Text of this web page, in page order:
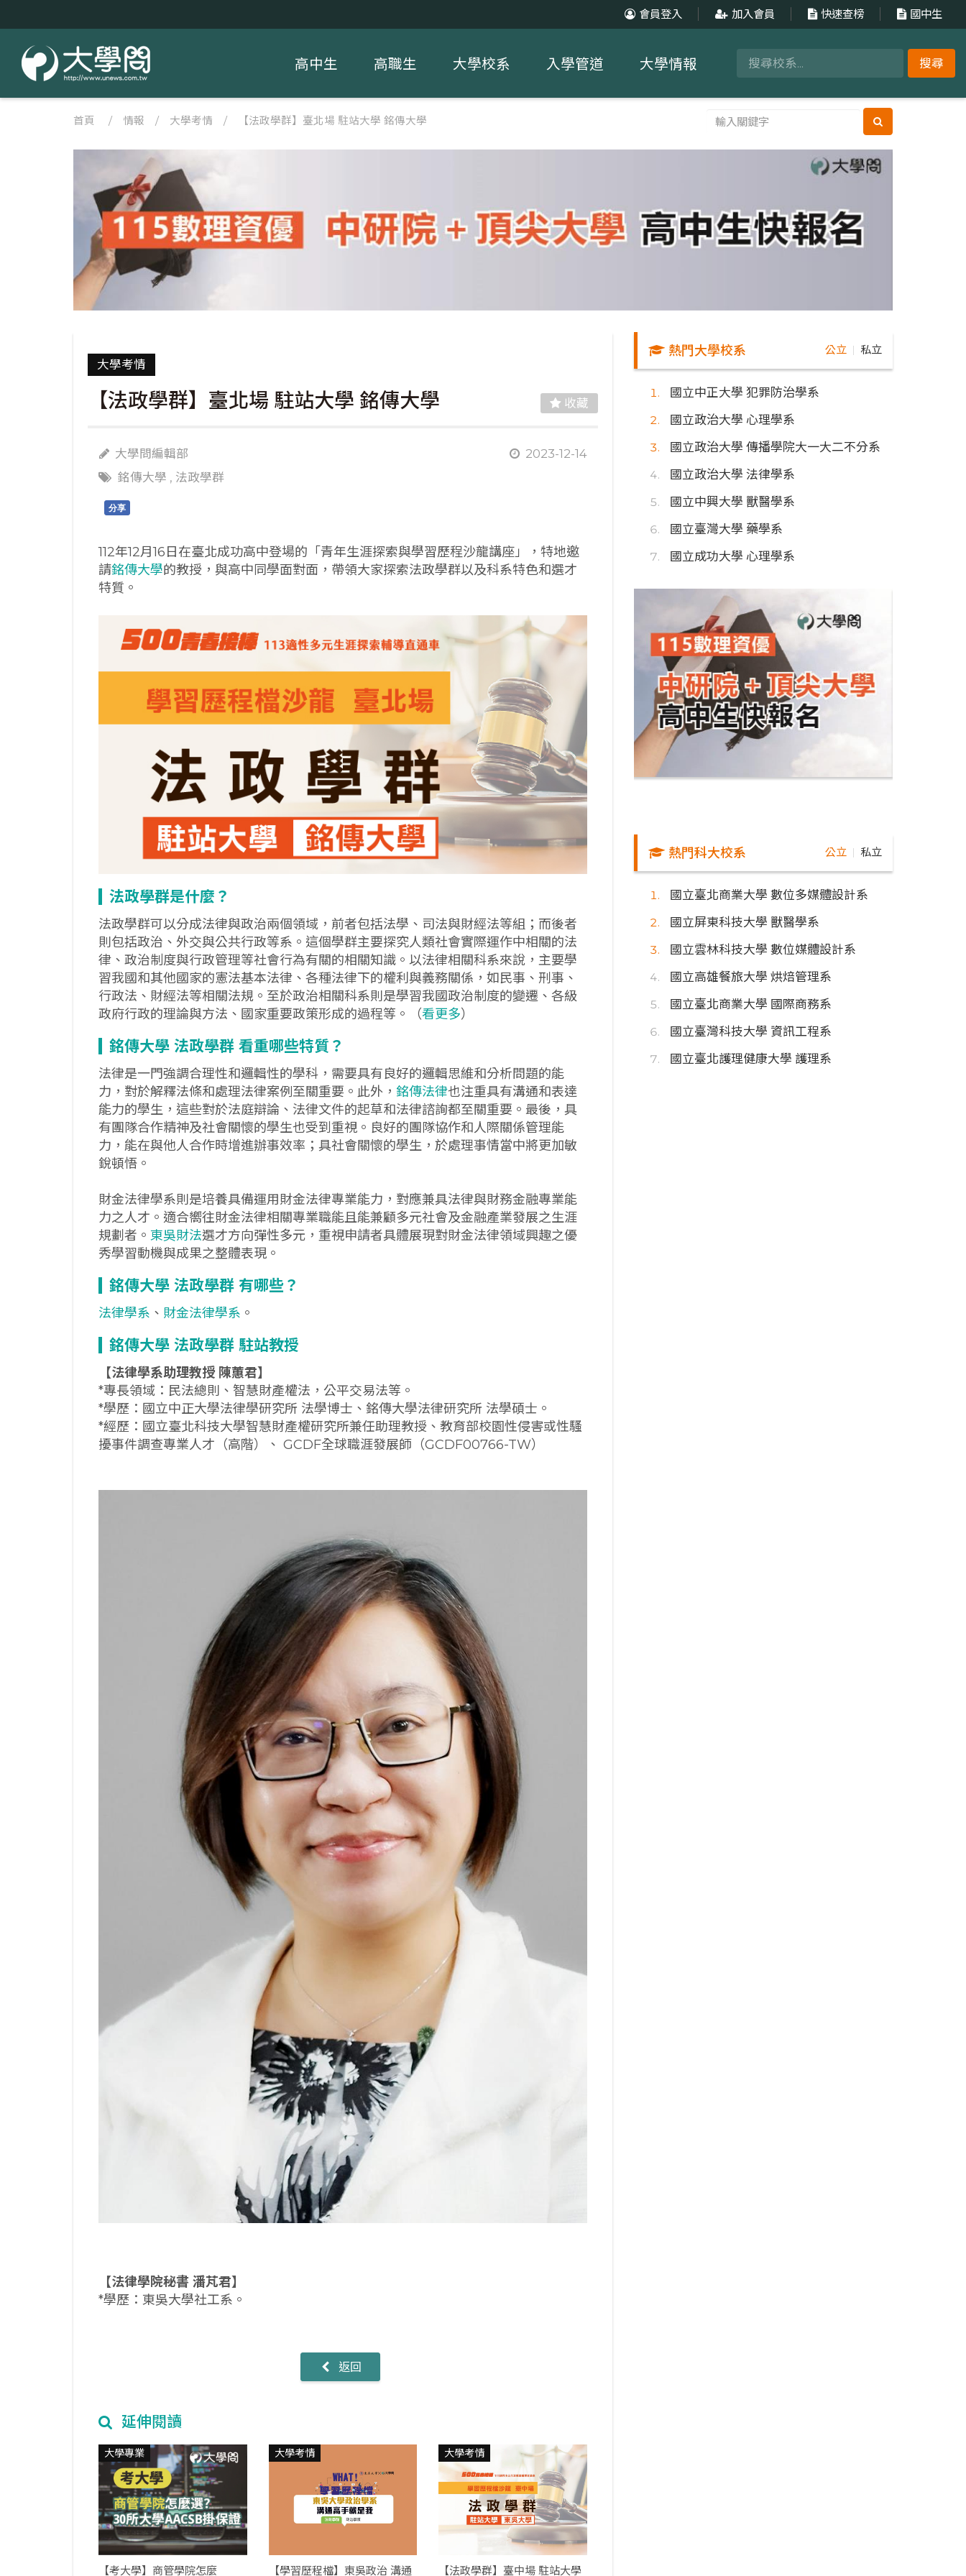
會員登入 加入會員 快速查榜 國中生
搜尋
高中生 高職生 大學校系 入學管道 大學情報
首頁 / 情報 / 大學考情 / 【法政學群】臺北場 駐站大學 銘傳大學
大學考情
【法政學群】臺北場 駐站大學 銘傳大學 收藏
大學問編輯部
2023-12-14
銘傳大學 , 法政學群
分享
112年12月16日在臺北成功高中登場的「青年生涯探索與學習歷程沙龍講座」，特地邀
請銘傳大學的教授，與高中同學面對面，帶領大家探索法政學群以及科系特色和選才
特質。
法政學群是什麼？
法政學群可以分成法律與政治兩個領域，前者包括法學、司法與財經法等組；而後者
則包括政治、外交與公共行政等系。這個學群主要探究人類社會實際運作中相關的法
律、政治制度與行政管理等社會行為有關的相關知識。以法律相關科系來說，主要學
習我國和其他國家的憲法基本法律、各種法律下的權利與義務關係，如民事、刑事、
行政法、財經法等相關法規。至於政治相關科系則是學習我國政治制度的變遷、各級
政府行政的理論與方法、國家重要政策形成的過程等。（看更多）
銘傳大學 法政學群 看重哪些特質？
法律是一門強調合理性和邏輯性的學科，需要具有良好的邏輯思維和分析問題的能
力，對於解釋法條和處理法律案例至關重要。此外， 銘傳法律也注重具有溝通和表達
能力的學生，這些對於法庭辯論、法律文件的起草和法律諮詢都至關重要。最後，具
有團隊合作精神及社會關懷的學生也受到重視。良好的團隊協作和人際關係管理能
力，能在與他人合作時增進辦事效率；具社會關懷的學生，於處理事情當中將更加敏
銳頓悟。
財金法律學系則是培養具備運用財金法律專業能力，對應兼具法律與財務金融專業能
力之人才。適合嚮往財金法律相關專業職能且能兼顧多元社會及金融產業發展之生涯
規劃者。 東吳財法選才方向彈性多元，重視申請者具體展現對財金法律領域興趣之優
秀學習動機與成果之整體表現。
銘傳大學 法政學群 有哪些？
法律學系 、 財金法律學系 。
銘傳大學 法政學群 駐站教授
【法律學系助理教授 陳蕙君】
*專長領域：民法總則、智慧財產權法，公平交易法等。
*學歷：國立中正大學法律學研究所 法學博士、銘傳大學法律研究所 法學碩士。
*經歷：國立臺北科技大學智慧財產權研究所兼任助理教授、教育部校園性侵害或性騷
擾事件調查專業人才（高階）、 GCDF全球職涯發展師（GCDF00766-TW）
【法律學院秘書 潘芃君】
*學歷：東吳大學社工系。
返回
延伸閱讀
大學專業
【考大學】商管學院怎麼
大學考情
【學習歷程檔】東吳政治 溝通
大學考情
【法政學群】臺中場 駐站大學
熱門大學校系 公立 私立
國立中正大學 犯罪防治學系
國立政治大學 心理學系
國立政治大學 傳播學院大一大二不分系
國立政治大學 法律學系
國立中興大學 獸醫學系
國立臺灣大學 藥學系
國立成功大學 心理學系
熱門科大校系 公立 私立
國立臺北商業大學 數位多媒體設計系
國立屏東科技大學 獸醫學系
國立雲林科技大學 數位媒體設計系
國立高雄餐旅大學 烘焙管理系
國立臺北商業大學 國際商務系
國立臺灣科技大學 資訊工程系
國立臺北護理健康大學 護理系